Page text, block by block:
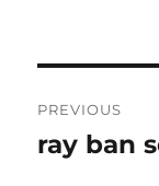
PREVIOUS
Previous
ray ban